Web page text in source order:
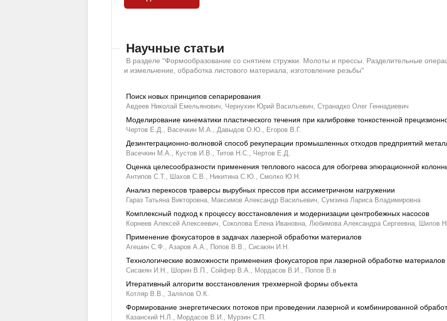
Научные статьи
В разделе "Формообразование со снятием стружки. Молоты и прессы. Разделительные
и измельчение, обработка листового материала, изготовление резьбы"
Поиск новых принципов сепарирования
Авдеев Николай Емельянович, Чернухин Юрий Васильевич, Странадко Олег Геннадиевич
Моделирование кинематики пластического течения при калибровке тонкостенной
Чертов Е.Д., Васечкин М.А., Давыдов О.Ю., Егоров В.Г.
Дезинтеграционно-волновой способ рекуперации промышленных отходов предприятий
Васечкин М.А., Кустов И.В., Титов Н.С., Чертов Е.Д.
Оценка целесообразности применения теплового насоса для обогрева эпюрационной
Антипов С.Т., Шахов С.В., Никитина С.Ю., Смолко Ю.Н.
Анализ перекосов траверсы вырубных прессов при ассиметричном нагружении
Гараз Татьяна Викторовна, Максимов Александр Васильевич, Сумзина Лариса Владимировна
Комплексный подход к процессу восстановления и модернизации центробежных насосов
Корнеев Алексей Алексеевич, Соколова Елена Ивановна, Любимова Александра Сергеевна, Шилов
Применение фокусаторов в задачах лазерной обработки материалов
Агешин С.Ф., Азаров А.А., Попов В.В., Сисакян И.Н.
Технологические возможности применения фокусаторов при лазерной обработке материалов
Сисакян И.Н., Шорин В.П., Сойфер В.А., Мордасов В.И., Попов В.в
Итеративный алгоритм восстановления трехмерной формы объекта
Котляр В.В., Залялов О.К.
Формирование энергетических потоков при проведении лазерной и комбинированной
Казанский Н.Л., Мордасов В.И., Мурзин С.П.